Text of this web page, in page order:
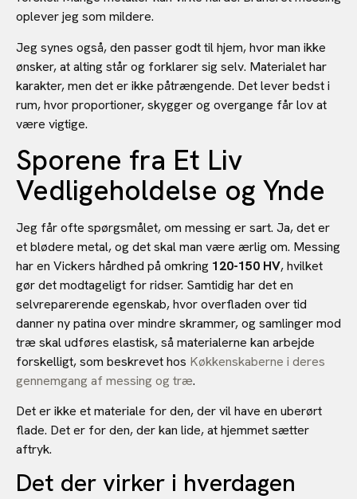
oplever jeg som mildere.
Jeg synes også, den passer godt til hjem, hvor man ikke
ønsker, at alting står og forklarer sig selv. Materialet har
karakter, men det er ikke påtrængende. Det lever bedst i
rum, hvor proportioner, skygger og overgange får lov at
være vigtige.
Sporene fra Et Liv
Vedligeholdelse og Ynde
Jeg får ofte spørgsmålet, om messing er sart. Ja, det er
et blødere metal, og det skal man være ærlig om. Messing
har en Vickers hårdhed på omkring 120-150 HV, hvilket
gør det modtageligt for ridser. Samtidig har det en
selvreparerende egenskab, hvor overfladen over tid
danner ny patina over mindre skrammer, og samlinger mod
træ skal udføres elastisk, så materialerne kan arbejde
forskelligt, som beskrevet hos Køkkenskaberne i deres
gennemgang af messing og træ.
Det er ikke et materiale for den, der vil have en uberørt
flade. Det er for den, der kan lide, at hjemmet sætter
aftryk.
Det der virker i hverdagen